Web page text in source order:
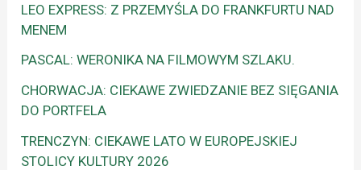
LEO EXPRESS: Z PRZEMYŚLA DO FRANKFURTU NAD
MENEM
PASCAL: WERONIKA NA FILMOWYM SZLAKU.
CHORWACJA: CIEKAWE ZWIEDZANIE BEZ SIĘGANIA
DO PORTFELA
TRENCZYN: CIEKAWE LATO W EUROPEJSKIEJ
STOLICY KULTURY 2026